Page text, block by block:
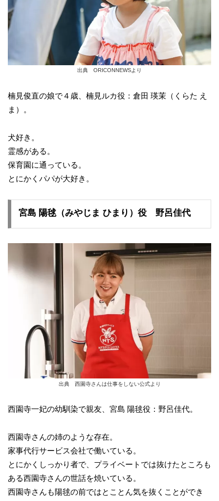
出典 ORICONNEWSより
楠見俊直の娘で４歳、楠見ルカ役：倉田 瑛茉（くらた え
ま）。
犬好き。
霊感がある。
保育園に通っている。
とにかくパパが大好き。
宮島 陽毬（みやじま ひまり）役 野呂佳代
出典 西園寺さんは仕事をしない公式より
西園寺一妃の幼馴染で親友、宮島 陽毬役：野呂佳代。
西園寺さんの姉のような存在。
家事代行サービス会社で働いている。
とにかくしっかり者で、プライベートでは抜けたところも
ある西園寺さんの世話を焼いている。
西園寺さんも陽毬の前ではとことん気を抜くことができ